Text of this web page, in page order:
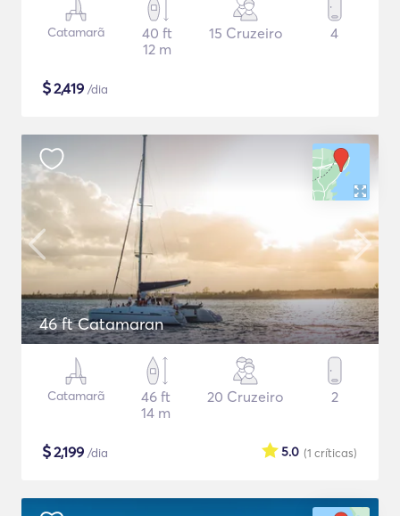
Catamarã
40 ft
12 m
15 Cruzeiro 4
$2,419 /dia
46 ft Catamaran
Catamarã
46 ft
14 m
20 Cruzeiro 2
$2,199 /dia (1 críticas)
5.0